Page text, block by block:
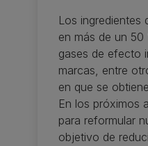
Los ingredientes
en más de un 50
gases de efecto
marcas, entre
en que se
En los próximos
para reformular
objetivo de